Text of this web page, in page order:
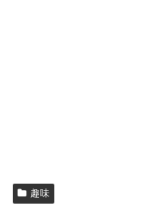
趣味